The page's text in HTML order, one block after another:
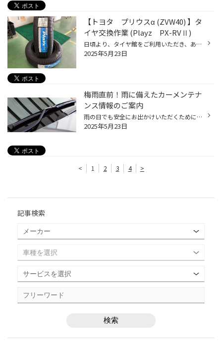
【トヨタ プリウスα (ZVW40) 】タ
イヤ交換作業 (Playz PX-RVⅡ)
日頃より、タイヤ館をご利用いただき、ありがとうございます。 さて、当店と同じチェーン店の近隣タイヤ館店舗で作業いたしましたタイヤ交換作業をご紹介します。 （WEB掲載をご快諾いただきましたお客様！大変感謝しております。いつもご愛顧いただき誠にありがとうございます！！） おクルマ：ト...
2025年5月23日
梅雨直前！雨に備えたカーメンテナ
ンス情報のご案内
雨の日でも安全にお出かけいただくために、事前の点検やメンテナンスをオススメしたい 3つのカーメンテナンスポイントをお伝えいたします。 【梅雨前メンテナンスポイント3選！】 ■ワイパー ワイパーが劣化すると、雨の日の視界が悪くなります。 梅雨に入ると雨の日が長くつづくこともしばしば。 年...
2025年5月23日
< 1 2 3 4 >
記事検索